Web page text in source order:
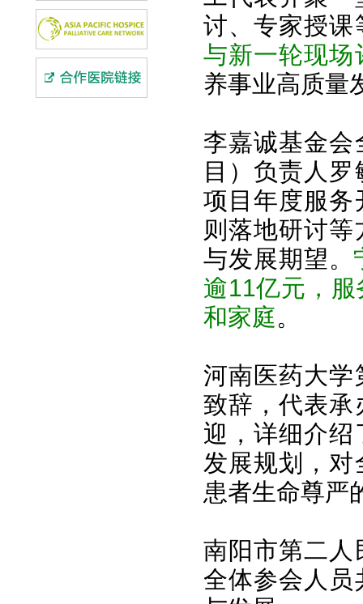
讨、专家授课
与新一轮现场
养事业高质量
李嘉诚基金会
目）负责人
项目年度服务
则落地研讨
与发展期望。
逾11亿元，
和家庭。
河南医药大学
致辞，代表承
迎，详细介
发展规划，
患者生命尊严
南阳市第二人
全体参会人员